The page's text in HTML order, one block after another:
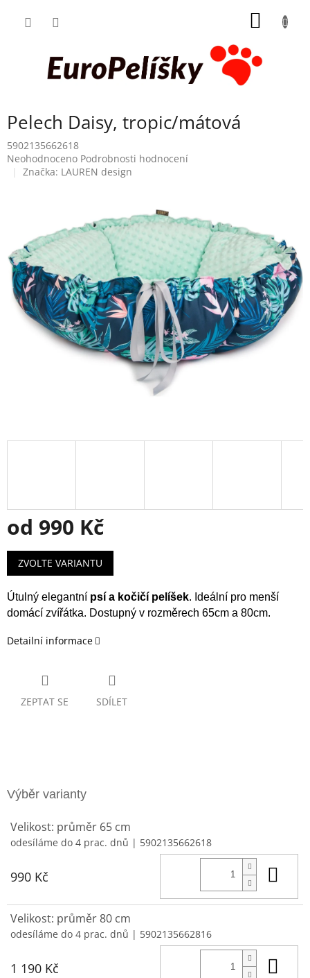
Pelech Daisy, tropic/mátová
5902135662618
Průměrné
hodnocení
hvězdiček.
Neohodnoceno Podrobnosti hodnocení
Značka: LAUREN design
od 990 Kč
Měrná
cena:
ZVOLTE VARIANTU
Útulný elegantní psí a kočičí pelíšek. Ideální pro menší
domácí zvířátka. Dostupný v rozměrech 65cm a 80cm.
Detailní informace
ZEPTAT SE SDÍLET
Velikost: průměr 65 cm
odesíláme do 4 prac. dnů | 5902135662618
990 Kč
Velikost: průměr 80 cm
odesíláme do 4 prac. dnů | 5902135662816
1 190 Kč